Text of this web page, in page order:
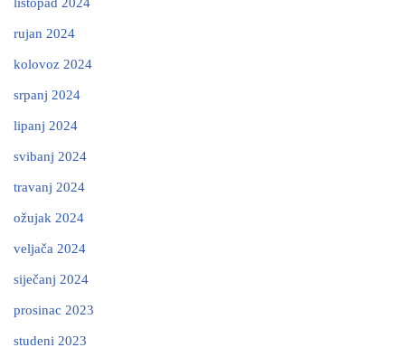
rujan 2024
kolovoz 2024
srpanj 2024
lipanj 2024
svibanj 2024
travanj 2024
ožujak 2024
veljača 2024
siječanj 2024
prosinac 2023
studeni 2023